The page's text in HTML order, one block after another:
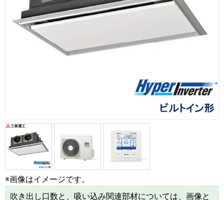
※画像はイメージです。
吹き出し口数と、吸い込み関連部材については、画像と